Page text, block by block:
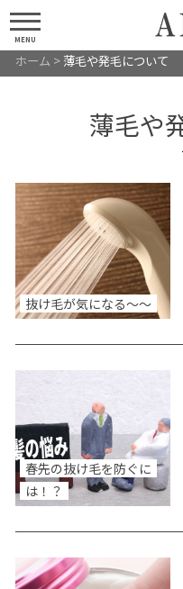
MENU
ホーム > 薄毛や発毛について
薄毛や
抜け毛が気になる～～
春先の抜け毛を防ぐに
は！？